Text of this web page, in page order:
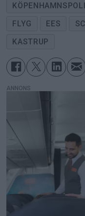
FLYG
EES
KASTRUP
ANNONS